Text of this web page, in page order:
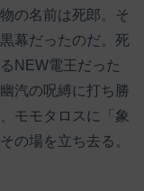
の名前は死郎。そ
幕だったのだ。死
NEW電王だった
汽の呪縛に打ち勝
モモタロスに「象
の場を立ち去る。